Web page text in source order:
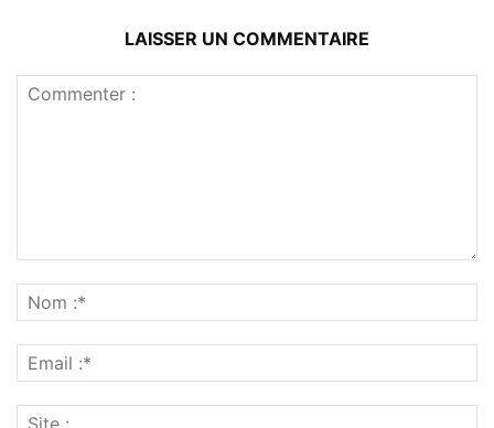
LAISSER UN COMMENTAIRE